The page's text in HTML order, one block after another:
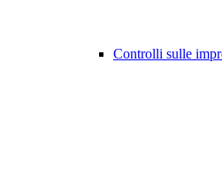
Controlli sulle